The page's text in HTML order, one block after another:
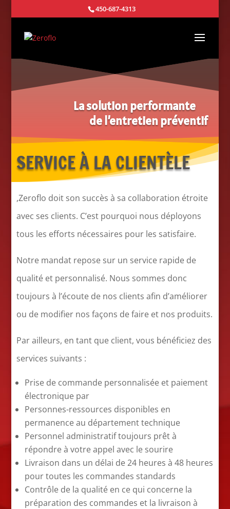
450-687-4313
La solution performante
de l’entretien préventif
SERVICE À LA CLIENTÈLE
,Zeroflo doit son succès à sa collaboration étroite
avec ses clients. C’est pourquoi nous déployons
tous les efforts nécessaires pour les satisfaire.
Notre mandat repose sur un service rapide de
qualité et personnalisé. Nous sommes donc
toujours à l’écoute de nos clients afin d’améliorer
ou de modifier nos façons de faire et nos produits.
Par ailleurs, en tant que client, vous bénéficiez des
services suivants :
Prise de commande personnalisée et paiement
électronique par
Personnes-ressources disponibles en
permanence au département technique
Personnel administratif toujours prêt à
répondre à votre appel avec le sourire
Livraison dans un délai de 24 heures à 48 heures
pour toutes les commandes standards
Contrôle de la qualité en ce qui concerne la
préparation des commandes et la livraison à